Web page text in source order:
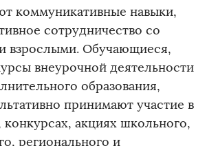
коммуникативные навыки,
сотрудничество со
взрослыми. Обучающиеся,
внеурочной деятельности
образования,
принимают участие в
акциях школьного,
регионального и